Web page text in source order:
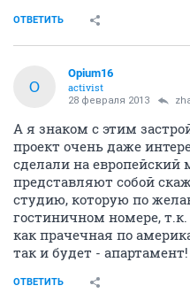
ОТВЕТИТЬ
O
Opium16
activist
28 февраля 2013
А я знаком с этим
проект очень даже
сделали на
представляют собой
студию, которую по
гостиничном номере,
как прачечная по
так и будет - апартамент!
ОТВЕТИТЬ